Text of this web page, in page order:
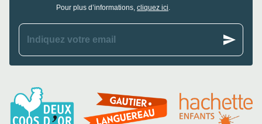
Pour plus d’informations, cliquez ici.
Indiquez votre email send